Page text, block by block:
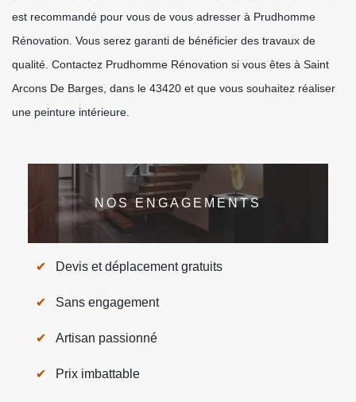
est recommandé pour vous de vous adresser à Prudhomme
Rénovation. Vous serez garanti de bénéficier des travaux de
qualité. Contactez Prudhomme Rénovation si vous êtes à Saint
Arcons De Barges, dans le 43420 et que vous souhaitez réaliser
une peinture intérieure.
NOS ENGAGEMENTS
Devis et déplacement gratuits
Sans engagement
Artisan passionné
Prix imbattable